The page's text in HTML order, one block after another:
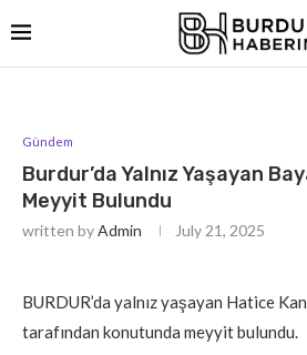
Gündem
Burdur’da Yalnız Yaşayan
Meyyit Bulundu
written byAdmin July 21, 2025
BURDUR’da yalnız yaşayan Hatice
tarafından konutunda meyyit bulundu.